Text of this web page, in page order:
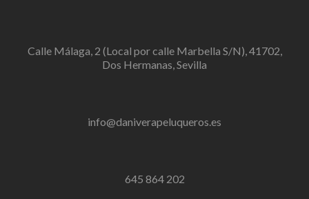
Calle Málaga, 2 (Local por calle Marbella S/N), 41702,
Dos Hermanas, Sevilla
info@daniverapeluqueros.es
645 864 202